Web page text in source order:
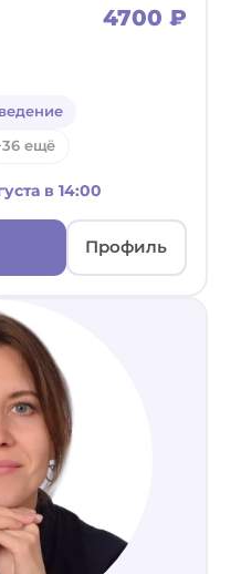
4700 ₽
ещё
в 14:00
Профиль